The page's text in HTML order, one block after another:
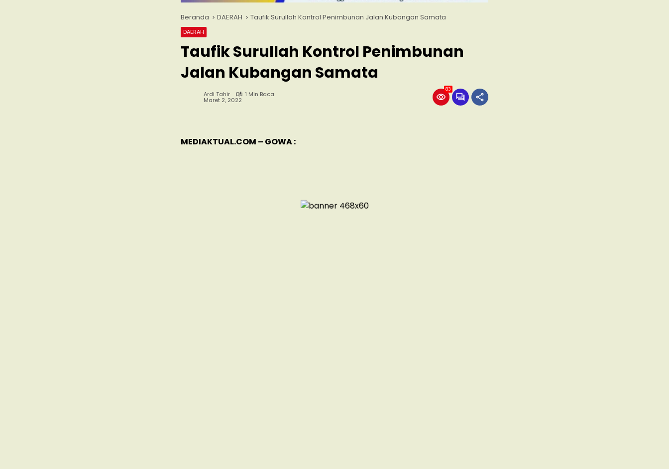
Beranda DAERAH Taufik Surullah Kontrol Penimbunan Jalan Kubangan Samata
DAERAH
Taufik Surullah Kontrol Penimbunan
Jalan Kubangan Samata
Ardi Tahir 1 Min Baca
Maret 2, 2022
83
MEDIAKTUAL.COM – GOWA :